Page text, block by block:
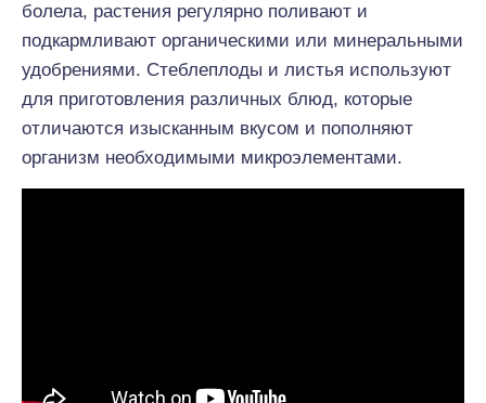
болела, растения регулярно поливают и
подкармливают органическими или минеральными
удобрениями. Стеблеплоды и листья используют
для приготовления различных блюд, которые
отличаются изысканным вкусом и пополняют
организм необходимыми микроэлементами.